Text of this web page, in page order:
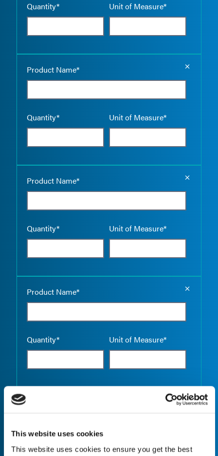
This website uses cookies
This website uses cookies to ensure you get the best
Quantity* Unit of Measure*
Product Name*
Quantity* Unit of Measure*
Product Name*
Quantity* Unit of Measure*
Product Name*
Quantity* Unit of Measure*
Quantity* Unit of Measure*
Empty